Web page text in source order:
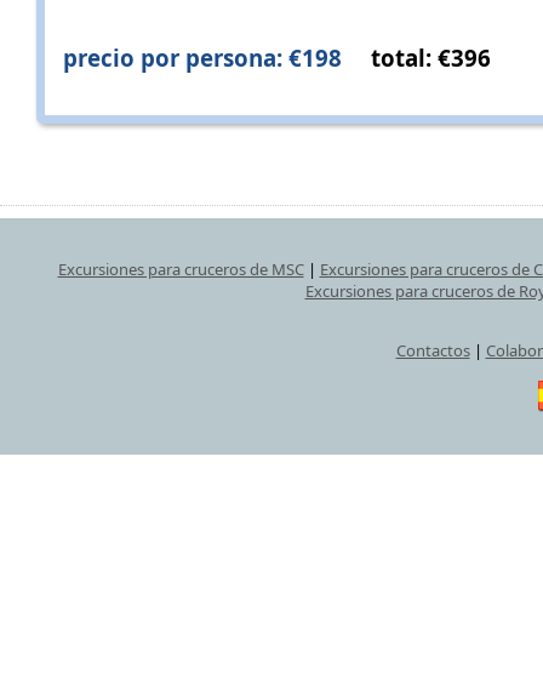
precio por persona: €198 total: €396
Excursiones para cruceros de MSC| Excursiones para cruceros de
Excursiones para cruceros de
Contactos|